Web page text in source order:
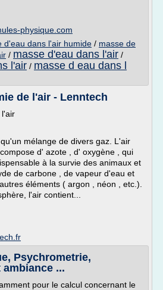
physique.com
d'eau dans l'air humide / masse de
/ masse d'eau dans l'air /
l'air / masse d eau dans l
de l'air - Lenntech
l'air
mélange de divers gaz. L'air
d' azote , d' oxygène , qui
à la survie des animaux et
de carbone , de vapeur d'eau et
éléments ( argon , néon , etc.).
l'air contient...
Psychrometrie,
...
pour le calcul concernant le